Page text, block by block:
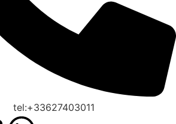
tel:+33627403011